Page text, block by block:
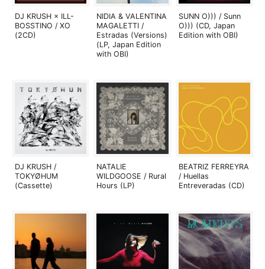
DJ KRUSH × ILL-
BOSSTINO / XO
(2CD)
NIDIA & VALENTINA
MAGALETTI /
Estradas (Versions)
(LP, Japan Edition
with OBI)
SUNN O))) / Sunn
O))) (CD, Japan
Edition with OBI)
DJ KRUSH /
TOKYØHUM
(Cassette)
NATALIE
WILDGOOSE / Rural
Hours (LP)
BEATRIZ FERREYRA
/ Huellas
Entreveradas (CD)